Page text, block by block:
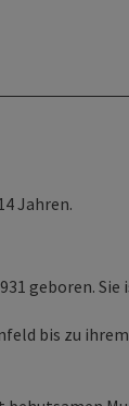
Jahren.
geboren.
bis zu